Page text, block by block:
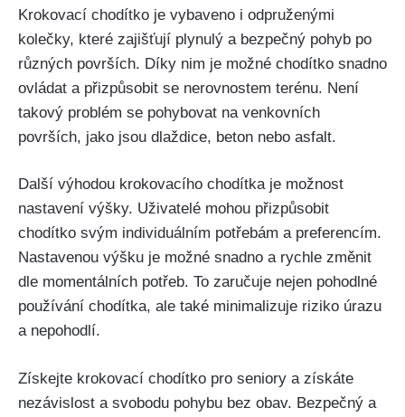
Krokovací chodítko je vybaveno i odpruženými
kolečky, které zajišťují plynulý a bezpečný pohyb po
různých površích. Díky nim je možné chodítko snadno
ovládat a přizpůsobit se nerovnostem terénu. Není
takový problém se pohybovat na venkovních
površích, jako jsou dlaždice, beton nebo asfalt.
Další výhodou krokovacího chodítka je možnost
nastavení výšky. Uživatelé mohou přizpůsobit
chodítko svým individuálním potřebám a preferencím.
Nastavenou výšku je možné snadno a rychle změnit
dle momentálních potřeb. To zaručuje nejen pohodlné
používání chodítka, ale také minimalizuje riziko úrazu
a nepohodlí.
Získejte krokovací chodítko pro seniory a získáte
nezávislost a svobodu pohybu bez obav. Bezpečný a